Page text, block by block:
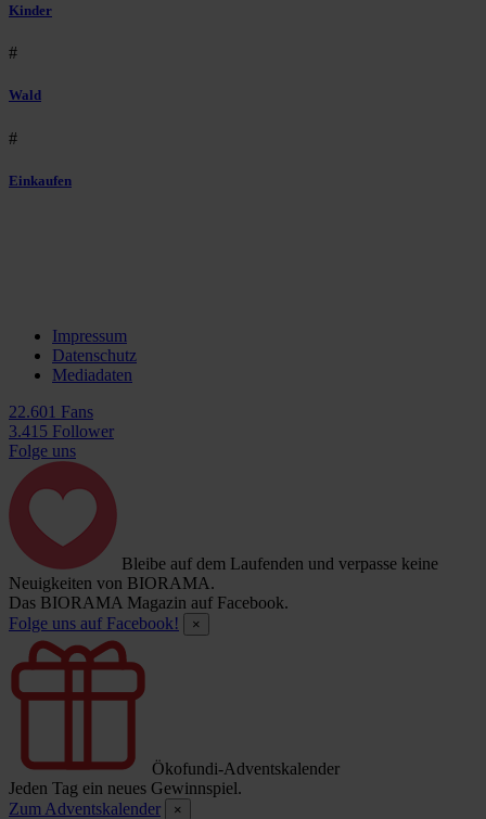
Kinder
#
Wald
#
Einkaufen
Impressum
Datenschutz
Mediadaten
22.601 Fans
3.415 Follower
Folge uns
Bleibe auf dem Laufenden und verpasse keine
Neuigkeiten von BIORAMA.
Das BIORAMA Magazin auf Facebook.
Folge uns auf Facebook!
×
Ökofundi-Adventskalender
Jeden Tag ein neues Gewinnspiel.
Zum Adventskalender
×